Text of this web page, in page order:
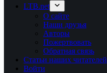
LTB.net
О сайте
Наши друзья
Авторы
Пожертвовать
Обратная связь
Статьи наших читателей
Войти